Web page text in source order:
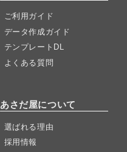
ご利用ガイド
データ作成ガイド
テンプレートDL
よくある質問
あさだ屋について
選ばれる理由
採用情報